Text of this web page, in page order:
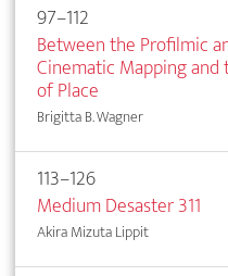
97–112
Between the Profilmic
Cinematic Mapping
of Place
Brigitta B. Wagner
113–126
Medium Desaster 311
Akira Mizuta Lippit